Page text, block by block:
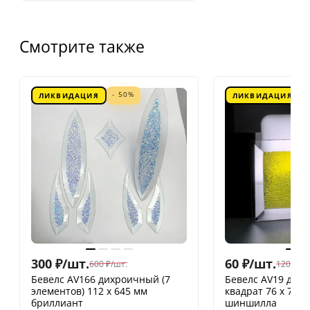
Смотрите также
ЛИКВИДАЦИЯ - 50%
300 ₽/шт.600 ₽/шт.
Бевелс AV166 дихроичный (7
элементов) 112 х 645 мм
бриллиант
ЛИКВИДАЦИЯ
60 ₽/шт.120
Бевелс AV19
квадрат 76 х 76
шиншилла